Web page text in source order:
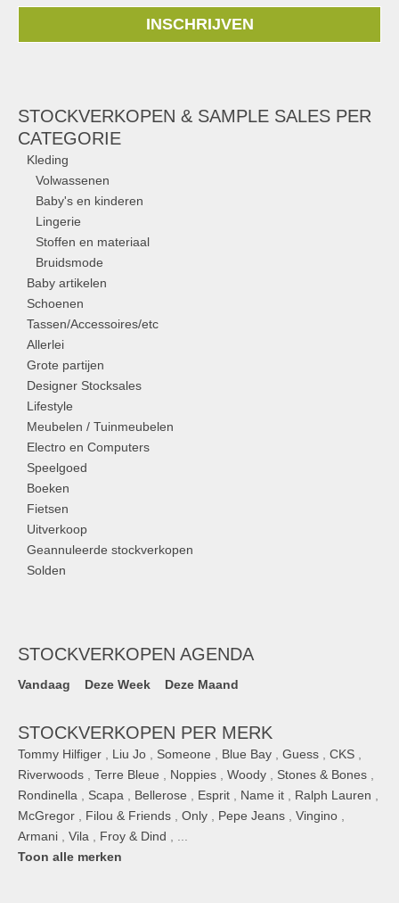
INSCHRIJVEN
STOCKVERKOPEN & SAMPLE SALES PER
CATEGORIE
Kleding
Volwassenen
Baby's en kinderen
Lingerie
Stoffen en materiaal
Bruidsmode
Baby artikelen
Schoenen
Tassen/Accessoires/etc
Allerlei
Grote partijen
Designer Stocksales
Lifestyle
Meubelen / Tuinmeubelen
Electro en Computers
Speelgoed
Boeken
Fietsen
Uitverkoop
Geannuleerde stockverkopen
Solden
STOCKVERKOPEN AGENDA
Vandaag Deze Week Deze Maand
STOCKVERKOPEN PER MERK
Tommy Hilfiger Liu Jo Someone Blue Bay Guess CKS
Riverwoods
Terre Bleue Noppies Woody Stones & Bones
Rondinella
Scapa Bellerose Esprit Name it Ralph Lauren
McGregor
Filou & Friends Only Pepe Jeans Vingino
Armani
Vila Froy & Dind
Toon alle merken